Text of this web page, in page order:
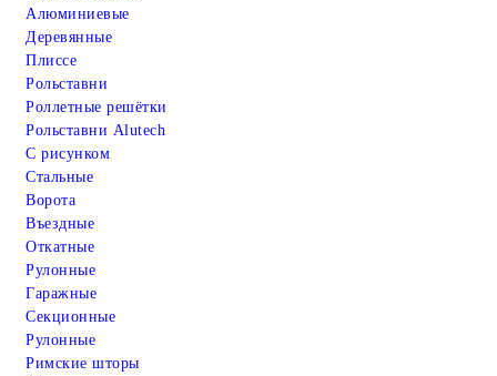
Алюминиевые
Деревянные
Плиссе
Рольставни
Роллетные решётки
Рольставни Alutech
С рисунком
Стальные
Ворота
Въездные
Откатные
Рулонные
Гаражные
Cекционные
Рулонные
Римские шторы